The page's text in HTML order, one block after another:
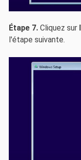
Étape 7.Cliquez sur
l'étape suivante.